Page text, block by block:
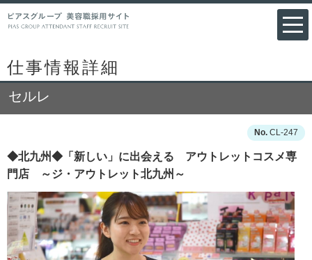
仕事情報詳細
セルレ
CL-247
◆北九州◆「新しい」に出会える アウトレットコスメ専
門店 ～ジ・アウトレット北九州～